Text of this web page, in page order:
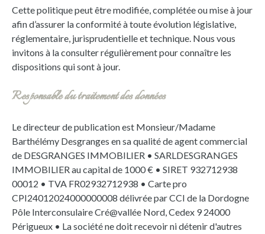
Cette politique peut être modifiée, complétée ou mise à jour
afin d’assurer la conformité à toute évolution législative,
réglementaire, jurisprudentielle et technique. Nous vous
invitons à la consulter régulièrement pour connaître les
dispositions qui sont à jour.
Responsable du traitement des données
Le directeur de publication est Monsieur/Madame
Barthélémy Desgranges en sa qualité de agent commercial
de DESGRANGES IMMOBILIER • SARLDESGRANGES
IMMOBILIER au capital de 1000 € • SIRET 932712938
00012 • TVA FR02932712938 • Carte pro
CPI24012024000000008 délivrée par CCI de la Dordogne
Pôle Interconsulaire Cré@vallée Nord, Cedex 9 24000
Périgueux • La société ne doit recevoir ni détenir d'autres